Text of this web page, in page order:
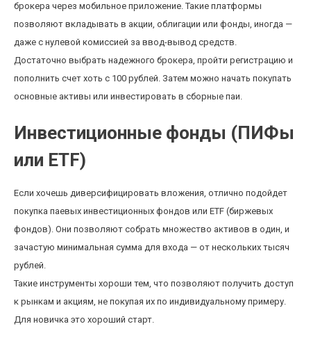
брокера через мобильное приложение. Такие платформы
позволяют вкладывать в акции, облигации или фонды, иногда —
даже с нулевой комиссией за ввод-вывод средств.
Достаточно выбрать надежного брокера, пройти регистрацию и
пополнить счет хоть с 100 рублей. Затем можно начать покупать
основные активы или инвестировать в сборные паи.
Инвестиционные фонды (ПИФы
или ETF)
Если хочешь диверсифицировать вложения, отлично подойдет
покупка паевых инвестиционных фондов или ETF (биржевых
фондов). Они позволяют собрать множество активов в один, и
зачастую минимальная сумма для входа — от нескольких тысяч
рублей.
Такие инструменты хороши тем, что позволяют получить доступ
к рынкам и акциям, не покупая их по индивидуальному примеру.
Для новичка это хороший старт.